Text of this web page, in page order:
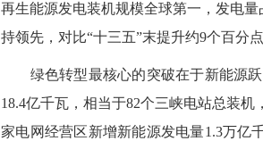
再生能源发电装机规模全球第一，发电
持领先，对比“十三五”末提升约9个百分
绿色转型最核心的突破在于新能源跃
18.4亿千瓦，相当于82个三峡电站总装
家电网经营区新增新能源发电量1.3万亿